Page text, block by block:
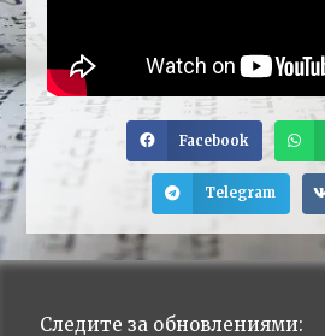
Facebook
Telegram
Следите за обновлениями: